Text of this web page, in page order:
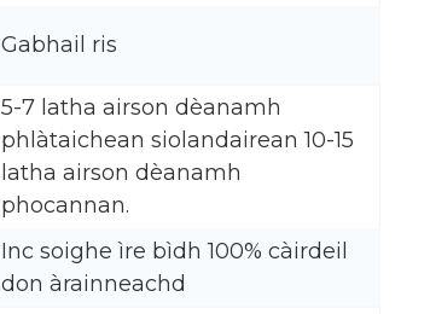
Gabhail ris
5-7 latha airson dèanamh
phlàtaichean siolandairean 10-15
latha airson dèanamh
phocannan.
Inc soighe ìre bìdh 100% càirdeil
don àrainneachd